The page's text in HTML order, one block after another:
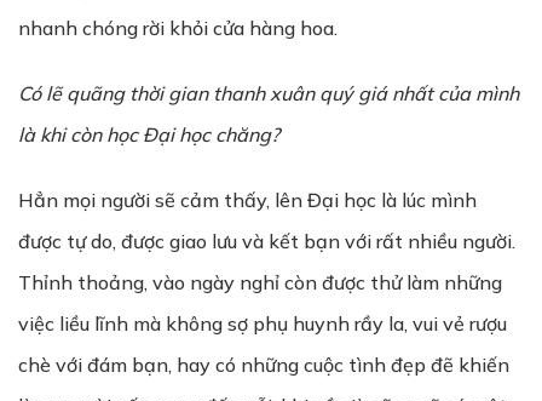
nhanh chóng rời khỏi cửa hàng hoa.
Có lẽ quãng thời gian thanh xuân quý giá nhất của mình
là khi còn học Đại học chăng?
Hẳn mọi người sẽ cảm thấy, lên Đại học là lúc mình
được tự do, được giao lưu và kết bạn với rất nhiều người.
Thỉnh thoảng, vào ngày nghỉ còn được thử làm những
việc liều lĩnh mà không sợ phụ huynh rầy la, vui vẻ rượu
chè với đám bạn, hay có những cuộc tình đẹp đẽ khiến